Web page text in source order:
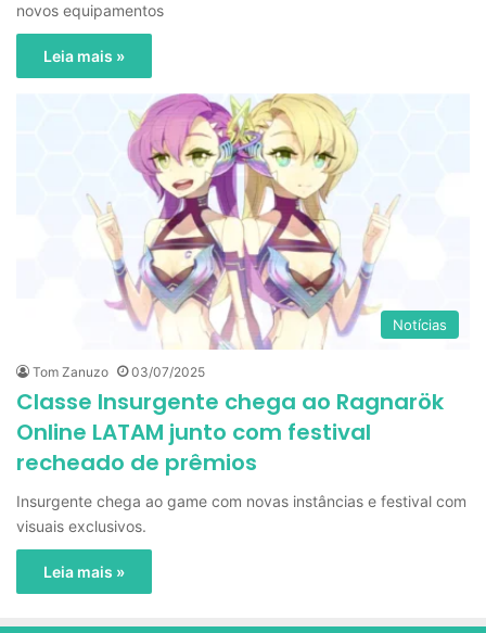
novos equipamentos
Leia mais »
Notícias
Tom Zanuzo 03/07/2025
Classe Insurgente chega ao Ragnarök
Online LATAM junto com festival
recheado de prêmios
Insurgente chega ao game com novas instâncias e festival com
visuais exclusivos.
Leia mais »